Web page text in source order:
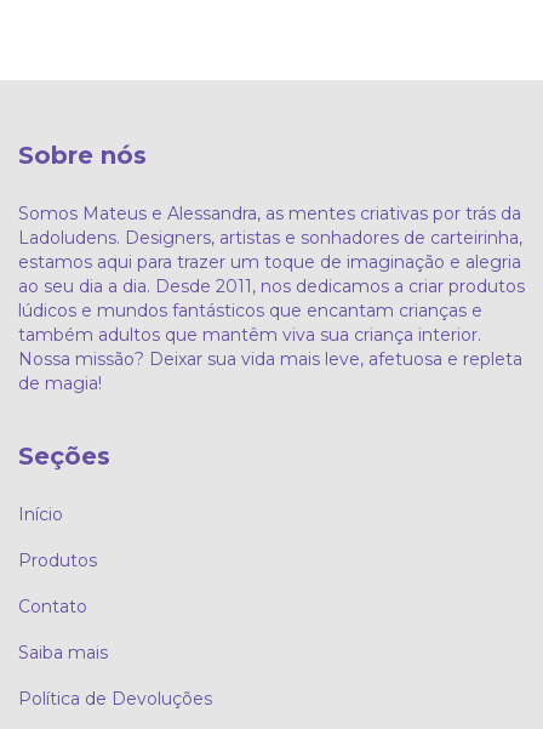
Sobre nós
Somos Mateus e Alessandra, as mentes criativas por trás da
Ladoludens. Designers, artistas e sonhadores de carteirinha,
estamos aqui para trazer um toque de imaginação e alegria
ao seu dia a dia. Desde 2011, nos dedicamos a criar produtos
lúdicos e mundos fantásticos que encantam crianças e
também adultos que mantêm viva sua criança interior.
Nossa missão? Deixar sua vida mais leve, afetuosa e repleta
de magia!
Seções
Início
Produtos
Contato
Saiba mais
Política de Devoluções